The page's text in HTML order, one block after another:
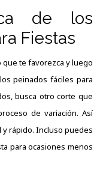
de los
Fiestas
te favorezca y luego
peinados fáciles para
busca otro corte que
de variación. Así
rápido. Incluso puedes
para ocasiones menos